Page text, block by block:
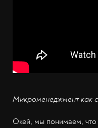
Микроменеджмент как
Окей, мы понимаем, что